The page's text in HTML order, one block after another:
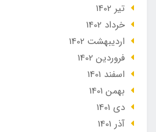
تير 1402
خرداد 1402
ارديبهشت 1402
فروردین 1402
اسفند 1401
بهمن 1401
دی 1401
آذر 1401